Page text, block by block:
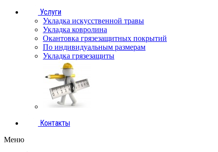
Услуги
Укладка искусственной травы
Укладка ковролина
Окантовка грязезащитных покрытий
По индивидуальным размерам
Укладка грязезащиты
Контакты
Меню